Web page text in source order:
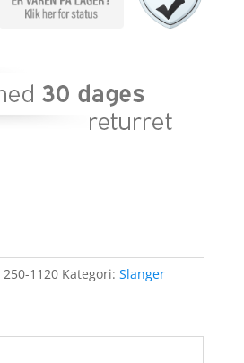
250-1120 Kategori: Slanger